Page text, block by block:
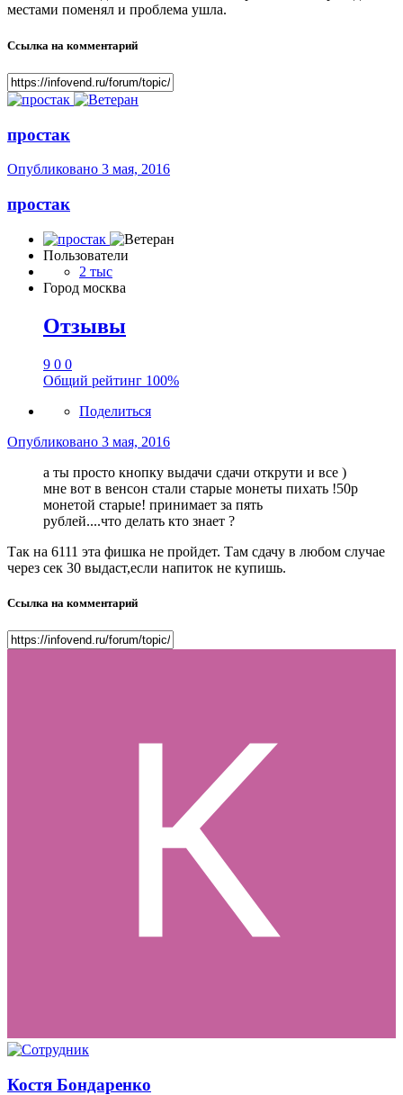
местами поменял и проблема ушла.
Ссылка на комментарий
простак
Опубликовано 3 мая, 2016
простак
Пользователи
2 тыс
Город москва
Отзывы
9 0 0
Общий рейтинг 100%
Поделиться
Опубликовано 3 мая, 2016
а ты просто кнопку выдачи сдачи открути и все )
мне вот в венсон стали старые монеты пихать !50р
монетой старые! принимает за пять
рублей....что делать кто знает ?
Так на 6111 эта фишка не пройдет. Там сдачу в любом случае
через сек 30 выдаст,если напиток не купишь.
Ссылка на комментарий
Костя Бондаренко